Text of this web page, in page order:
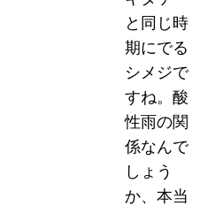
と同じ時
期にでる
シメジで
すね。酸
性雨の関
係なんで
しょう
か、本当